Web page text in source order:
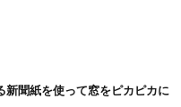
新聞紙を使って窓をピカピカに